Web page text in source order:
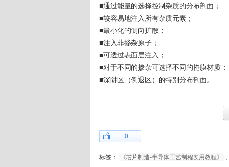
■通过能量的选择控制杂质的分布剖面；
■较容易地注入所有杂质元素；
■最小化的侧向扩散；
■注入非掺杂原子；
■可透过表面层注入；
■对于不同的掺杂可选择不同的掩膜材质；
■深阱区（倒退区）的特别分布剖面。
0
标签： 《芯片制造-半导体工艺制程实用教程》 ,